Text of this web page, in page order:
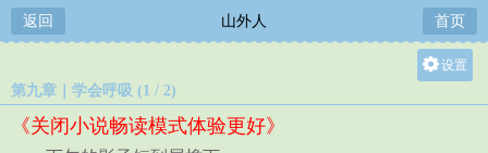
返回 山外人 首页
设置
第九章｜学会呼吸 (1 / 2)
《关闭小说畅读模式体验更好》